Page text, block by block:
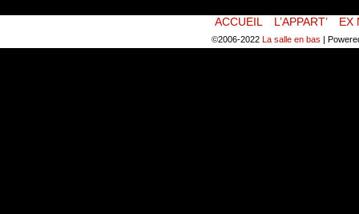
ACCUEIL L’APPART’ EX
©2006-2022 La salle en bas |